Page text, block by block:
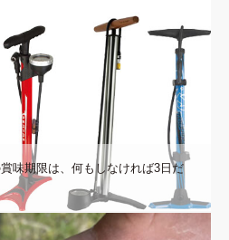
味期限は、何もしなければ3日だ